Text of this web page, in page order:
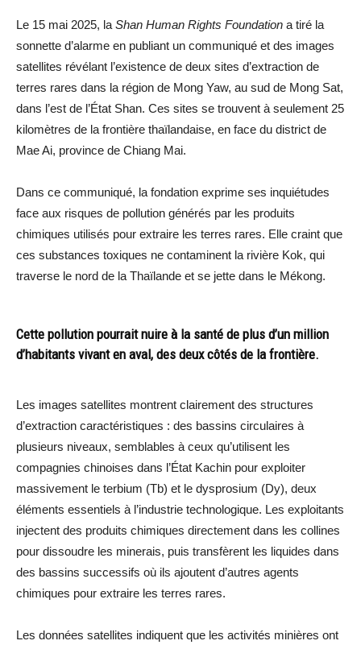
Le 15 mai 2025, la Shan Human Rights Foundation a tiré la
sonnette d’alarme en publiant un communiqué et des images
satellites révélant l’existence de deux sites d’extraction de
terres rares dans la région de Mong Yaw, au sud de Mong Sat,
dans l’est de l’État Shan. Ces sites se trouvent à seulement 25
kilomètres de la frontière thaïlandaise, en face du district de
Mae Ai, province de Chiang Mai.
Dans ce communiqué, la fondation exprime ses inquiétudes
face aux risques de pollution générés par les produits
chimiques utilisés pour extraire les terres rares. Elle craint que
ces substances toxiques ne contaminent la rivière Kok, qui
traverse le nord de la Thaïlande et se jette dans le Mékong.
Cette pollution pourrait nuire à la santé de plus d’un million
d’habitants vivant en aval, des deux côtés de la frontière.
Les images satellites montrent clairement des structures
d’extraction caractéristiques : des bassins circulaires à
plusieurs niveaux, semblables à ceux qu’utilisent les
compagnies chinoises dans l’État Kachin pour exploiter
massivement le terbium (Tb) et le dysprosium (Dy), deux
éléments essentiels à l’industrie technologique. Les exploitants
injectent des produits chimiques directement dans les collines
pour dissoudre les minerais, puis transfèrent les liquides dans
des bassins successifs où ils ajoutent d’autres agents
chimiques pour extraire les terres rares.
Les données satellites indiquent que les activités minières ont